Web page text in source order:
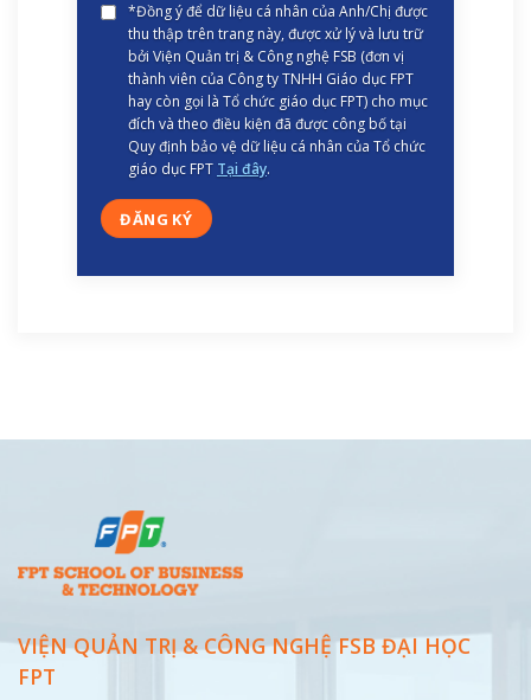
*Đồng ý để dữ liệu cá nhân của Anh/Chị được
thu thập trên trang này, được xử lý và lưu trữ
bởi Viện Quản trị & Công nghệ FSB (đơn vị
thành viên của Công ty TNHH Giáo dục FPT
hay còn gọi là Tổ chức giáo dục FPT) cho mục
đích và theo điều kiện đã được công bố tại
Quy định bảo vệ dữ liệu cá nhân của Tổ chức
giáo dục FPT Tại đây.
VIỆN QUẢN TRỊ & CÔNG NGHỆ FSB ĐẠI HỌC
FPT